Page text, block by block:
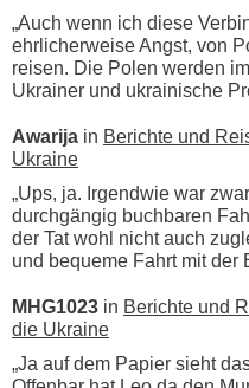
„Auch wenn ich diese
ehrlicherweise Angst, von
reisen. Die Polen werden
Ukrainer und ukrainische
Awarija in Berichte und
Ukraine
„Ups, ja. Irgendwie war
durchgängig buchbaren
der Tat wohl nicht auch
und bequeme Fahrt mit der
MHG1023 in Berichte und
die Ukraine
„Ja auf dem Papier sieht